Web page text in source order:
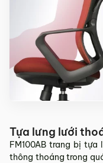
Tựa lưng lưới
FM100AB trang bị
thông thoáng trong